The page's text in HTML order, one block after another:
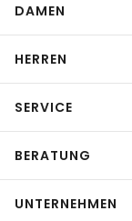
DAMEN
HERREN
SERVICE
BERATUNG
UNTERNEHMEN